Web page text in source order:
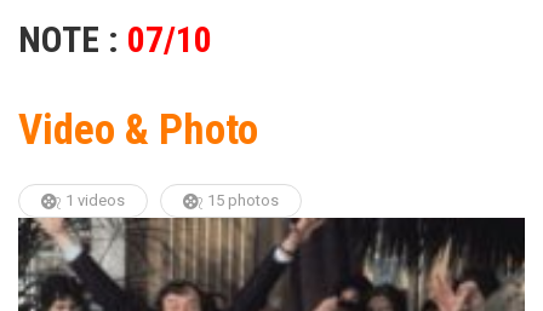
NOTE : 07/10
Video & Photo
1 videos 15 photos